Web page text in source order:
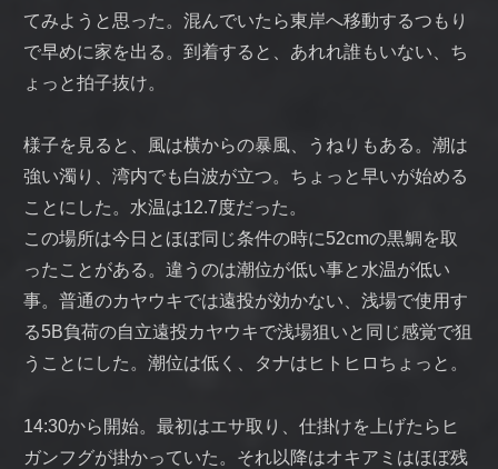
てみようと思った。混んでいたら東岸へ移動するつもり
で早めに家を出る。到着すると、あれれ誰もいない、ち
ょっと拍子抜け。
様子を見ると、風は横からの暴風、うねりもある。潮は
強い濁り、湾内でも白波が立つ。ちょっと早いが始める
ことにした。水温は12.7度だった。
この場所は今日とほぼ同じ条件の時に52cmの黒鯛を取
ったことがある。違うのは潮位が低い事と水温が低い
事。普通のカヤウキでは遠投が効かない、浅場で使用す
る5B負荷の自立遠投カヤウキで浅場狙いと同じ感覚で狙
うことにした。潮位は低く、タナはヒトヒロちょっと。
14:30から開始。最初はエサ取り、仕掛けを上げたらヒ
ガンフグが掛かっていた。それ以降はオキアミはほぼ残